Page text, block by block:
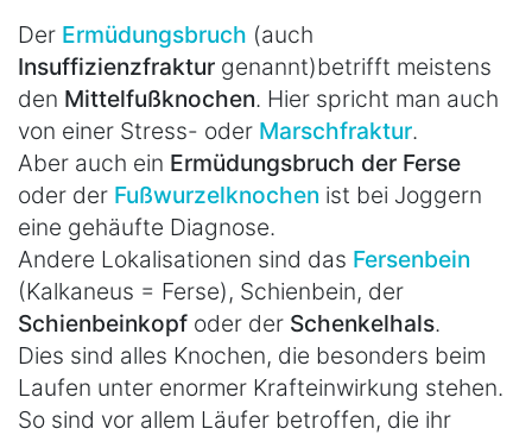
Der Ermüdungsbruch (auch
Insuffizienzfraktur genannt)betrifft meistens
den Mittelfußknochen. Hier spricht man auch
von einer Stress- oder Marschfraktur.
Aber auch ein Ermüdungsbruch der Ferse
oder der Fußwurzelknochen ist bei Joggern
eine gehäufte Diagnose.
Andere Lokalisationen sind das Fersenbein
(Kalkaneus = Ferse), Schienbein, der
Schienbeinkopf oder der Schenkelhals.
Dies sind alles Knochen, die besonders beim
Laufen unter enormer Krafteinwirkung stehen.
So sind vor allem Läufer betroffen, die ihr